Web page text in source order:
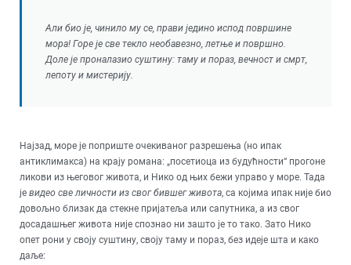
Али био је, чинило му се, прави једино испод површине
мора! Горе је све текло необавезно, летње и површно.
Доле је проналазио суштину: таму и пораз, вечност и смрт,
лепоту и мистерију.
Најзад, море је поприште очекиваног разрешења (но ипак
антиклимакса) на крају романа: „посетиоца из будућности“ прогоне
ликови из његовог живота, и Нико од њих бежи управо у море. Тада
је видео све личности из свог бившег живота, са којима ипак није био
довољно близак да стекне пријатеља или сапутника, а из свог
досадашњег живота није спознао ни зашто је то тако. Зато Нико
опет рони у своју суштину, своју таму и пораз, без идеје шта и како
даље: